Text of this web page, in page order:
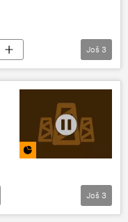
Još 3
OPEK plus
Još 3